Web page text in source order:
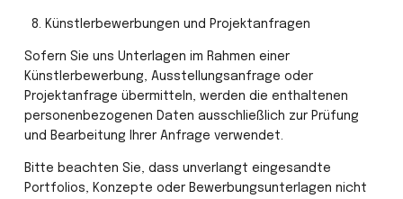
8.⁠ ⁠Künstlerbewerbungen und Projektanfragen
Sofern Sie uns Unterlagen im Rahmen einer
Künstlerbewerbung, Ausstellungsanfrage oder
Projektanfrage übermitteln, werden die enthaltenen
personenbezogenen Daten ausschließlich zur Prüfung
und Bearbeitung Ihrer Anfrage verwendet.
Bitte beachten Sie, dass unverlangt eingesandte
Portfolios, Konzepte oder Bewerbungsunterlagen nicht